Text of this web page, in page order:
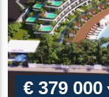
€ 379 000